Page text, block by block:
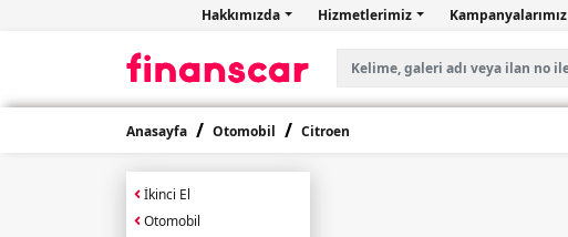
Hakkımızda Hizmetlerimiz Kampanyalarımız
Anasayfa Otomobil Citroen
İkinci El
Otomobil